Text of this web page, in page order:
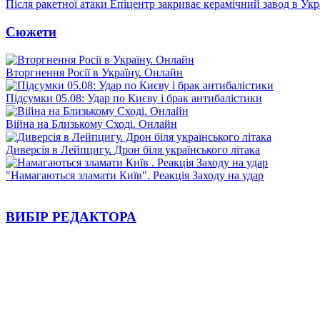
Після ракетної атаки Епіцентр закриває керамічний завод в
Сюжети
Вторгнення Росії в Україну. Онлайн
Підсумки 05.08: Удар по Києву і брак антибалістики
Війна на Близькому Сході. Онлайн
Диверсія в Лейпцигу. Дрон біля українського літака
"Намагаються зламати Київ". Реакція Заходу на удар
ВИБІР РЕДАКТОРА